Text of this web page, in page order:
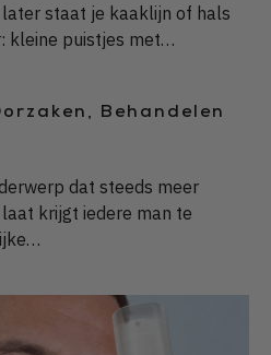
staat je kaaklijn of hals
kleine puistjes met…
Behandelen
dat steeds meer
krijgt iedere man te